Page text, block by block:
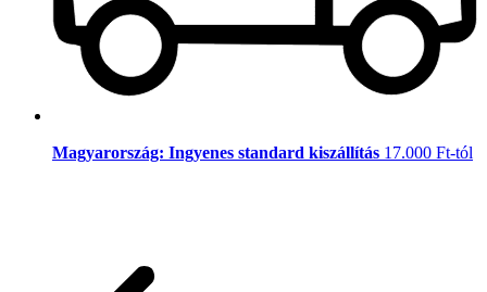
Magyarország: Ingyenes standard kiszállítás 17.000 Ft-tól